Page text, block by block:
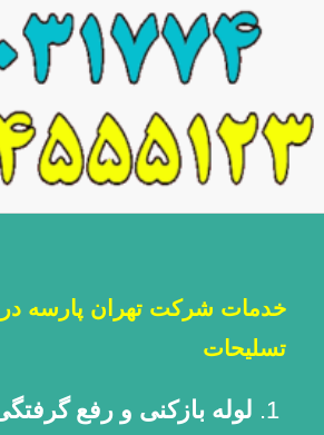
خدمات شرکت تهران پارسه در
تسلیحات
لوله بازکنی و رفع